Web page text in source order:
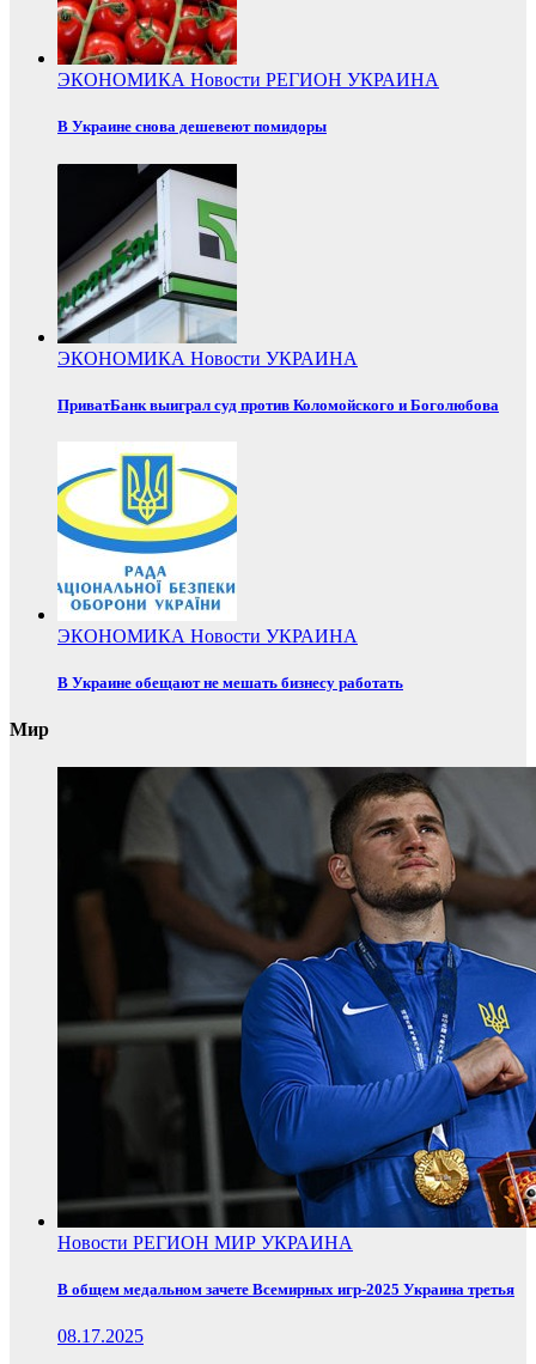
ЭКОНОМИКА Новости РЕГИОН УКРАИНА
В Украине снова дешевеют помидоры
ЭКОНОМИКА Новости УКРАИНА
ПриватБанк выиграл суд против Коломойского и Боголюбова
ЭКОНОМИКА Новости УКРАИНА
В Украине обещают не мешать бизнесу работать
Мир
Новости РЕГИОН МИР УКРАИНА
В общем медальном зачете Всемирных игр-2025 Украина третья
08.17.2025